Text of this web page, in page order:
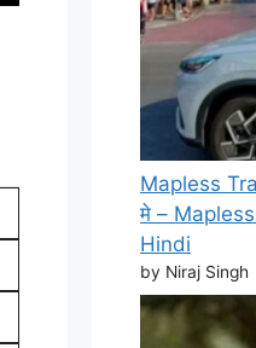
Mapless
मे –
Hindi
by Niraj Singh